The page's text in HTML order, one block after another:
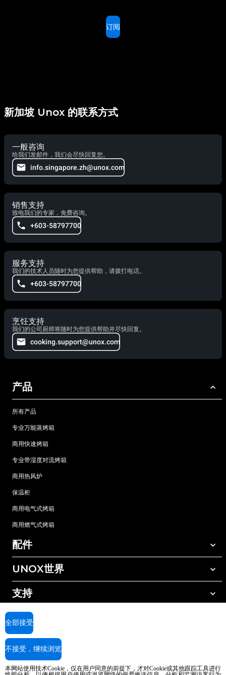
订阅
新加坡 Unox 的联系方式
一般咨询
给我们发邮件，我们会尽快回复您。
info.singapore.zh@unox.com
销售支持
致电我们的专家，免费咨询。
+603-58797700
服务支持
我们的技术人员随时为您提供帮助，请拨打电话。
+603-58797700
烹饪支持
我们的公司厨师将随时为您提供帮助并尽快回复。
cooking.support@unox.com
产品
所有产品
专业万能蒸烤箱
商用快速烤箱
专业带湿度对流烤箱
商用热风炉
保温柜
商用电气式烤箱
商用燃气式烤箱
配件
所有配件
手动清洗清洁剂
树脂过滤水处理
反渗透水处理
UNOX世界
我们在全球的办事处
支持
UNOX质保
查找经销商
查找服务中心
AI Content Disclaimer
本网站使用技术Cookie，仅在用户同意的前提下，才对Cookie或其他跟踪工具进行
全部接受
不接受，继续浏览